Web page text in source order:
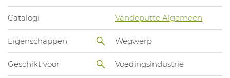
Catalogi Vandeputte Algemeen
Eigenschappen Wegwerp
Geschikt voor Voedingsindustrie